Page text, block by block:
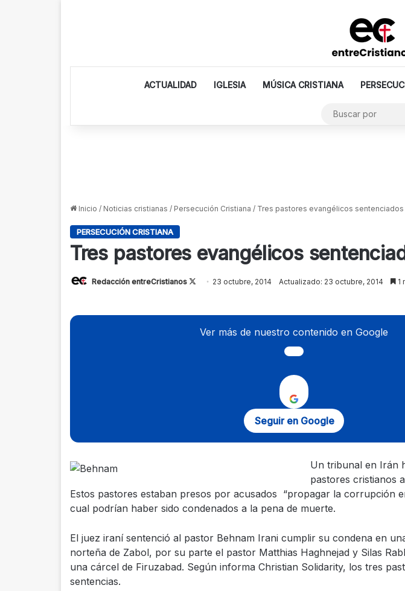
ACTUALIDAD IGLESIA MÚSICA CRISTIANA
Inicio / Noticias cristianas / Persecución Cristiana / Tres pastores evangélicos sentenciados
PERSECUCIÓN CRISTIANA
Tres pastores evangélicos
Redacción entreCristianos
Follow23 octubre, 2014 Actualizado: 23 octubre, 2014 1
Ver más de nuestro contenido en Google
Seguir en Google
Un tribunal en Irán
pastores cristianos
Estos pastores estaban presos por acusados “propagar la corrupción
cual podrían haber sido condenados a la pena de muerte.
El juez iraní sentenció al pastor Behnam Irani cumplir su condena en
norteña de Zabol, por su parte el pastor Matthias Haghnejad y Silas
una cárcel de Firuzabad. Según informa Christian Solidarity, los tres
sentencias.